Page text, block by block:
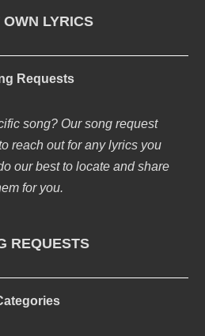
OWN LYRICS
Requests
song? Our song request
reach out for any lyrics you
our best to locate and share
for you.
REQUESTS